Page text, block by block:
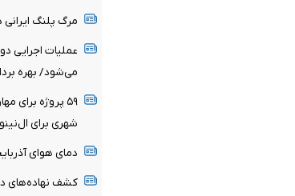
مرگ پلنگ ایرانی
عملیات اجرایی
می‌شود/ بهره
۵۹ پروژه برای
شهری برای ال‌نینو
دمای هوای
کشف نهاده‌های